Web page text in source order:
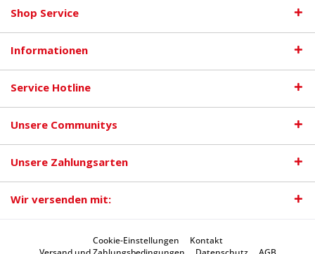
Shop Service
Informationen
Service Hotline
Unsere Communitys
Unsere Zahlungsarten
Wir versenden mit:
Cookie-Einstellungen
Kontakt